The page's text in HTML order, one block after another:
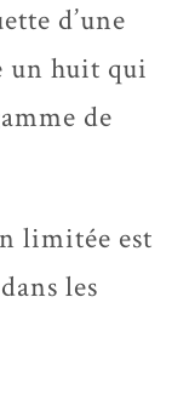
d’une
un huit qui
de
limitée est
les